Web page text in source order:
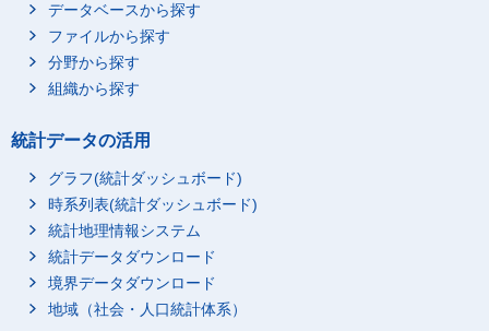
データベースから探す
ファイルから探す
分野から探す
組織から探す
統計データの活用
グラフ(統計ダッシュボード)
時系列表(統計ダッシュボード)
統計地理情報システム
統計データダウンロード
境界データダウンロード
地域（社会・人口統計体系）